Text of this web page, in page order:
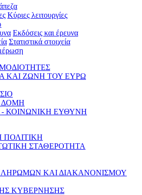
Κύριες λειτουργίες
Εκδόσεις και έρευνα
Στατιστικά στοιχεία
ΚΑΙ ΖΩΝΗ ΤΟΥ ΕΥΡΩ
ΔΟΜΗ
- ΚΟΙΝΩΝΙΚΗ ΕΥΘΥΝΗ
ΠΟΛΙΤΙΚΗ
ΣΤΑΘΕΡΟΤΗΤΑ
ΚΑΙ ΔΙΑΚΑΝΟΝΙΣΜΟΥ
ΚΥΒΕΡΝΗΣΗΣ